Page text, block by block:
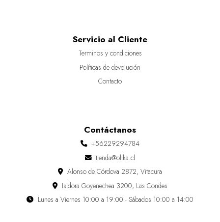
Servicio al Cliente
Terminos y condiciones
Políticas de devolución
Contacto
Contáctanos
+56229294784
tienda@olika.cl
Alonso de Córdova 2872, Vitacura
Isidora Goyenechea 3200, Las Condes
Lunes a Viernes 10:00 a 19:00 - Sábados 10:00 a 14:00